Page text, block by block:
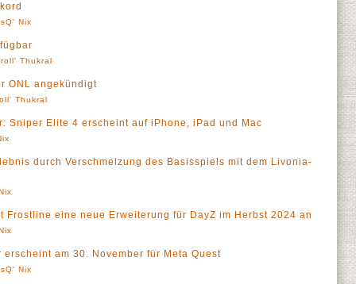
Nix
Thukral
ONL angekündigt
Thukral
Sniper Elite 4 erscheint auf iPhone, iPad und Mac
durch Verschmelzung des Basisspiels mit dem Livonia-
Frostline eine neue Erweiterung für DayZ im Herbst 2024 an
am 30. November für Meta Quest
Nix